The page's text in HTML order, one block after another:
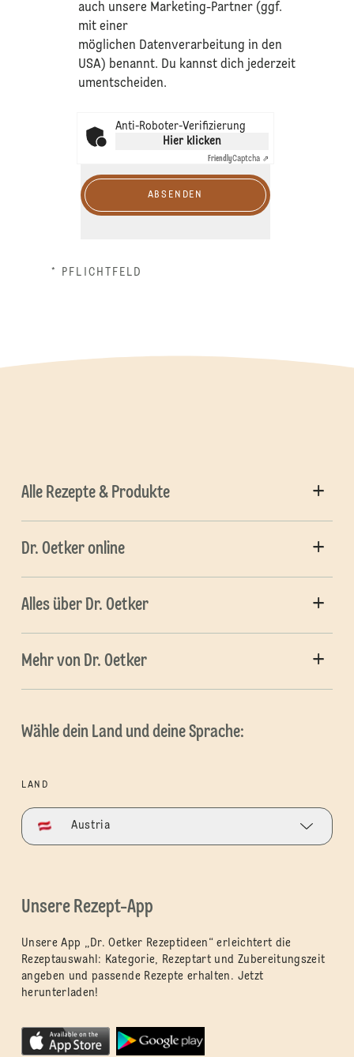
auch unsere Marketing-Partner (ggf.
mit einer
möglichen Datenverarbeitung in den
USA) benannt. Du kannst dich jederzeit
umentscheiden.
Anti-Roboter-Verifizierung
Hier klicken
FriendlyCaptcha ⇗
ABSENDEN
* PFLICHTFELD
Alle Rezepte & Produkte
Dr. Oetker online
Alles über Dr. Oetker
Mehr von Dr. Oetker
Wähle dein Land und deine Sprache:
LAND
Austria
Unsere Rezept-App
Unsere App „Dr. Oetker Rezeptideen“ erleichtert die
Rezeptauswahl: Kategorie, Rezeptart und Zubereitungszeit
angeben und passende Rezepte erhalten. Jetzt
herunterladen!